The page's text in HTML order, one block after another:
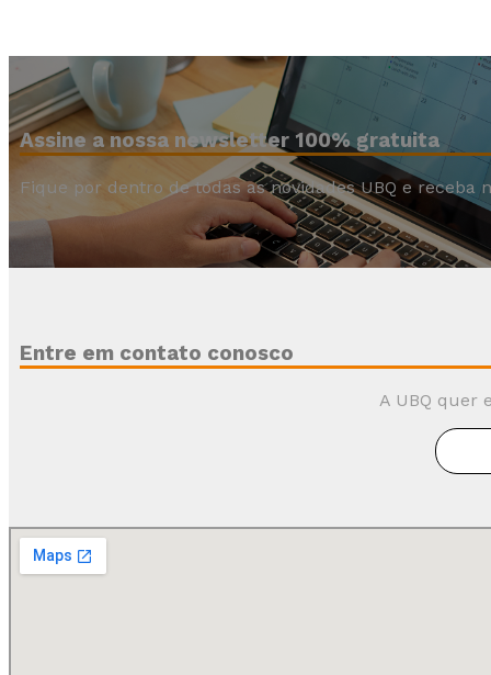
Assine a nossa newsletter 100% gratuita
Fique por dentro de todas as novidades UBQ e receba
Entre em contato conosco
A UBQ quer